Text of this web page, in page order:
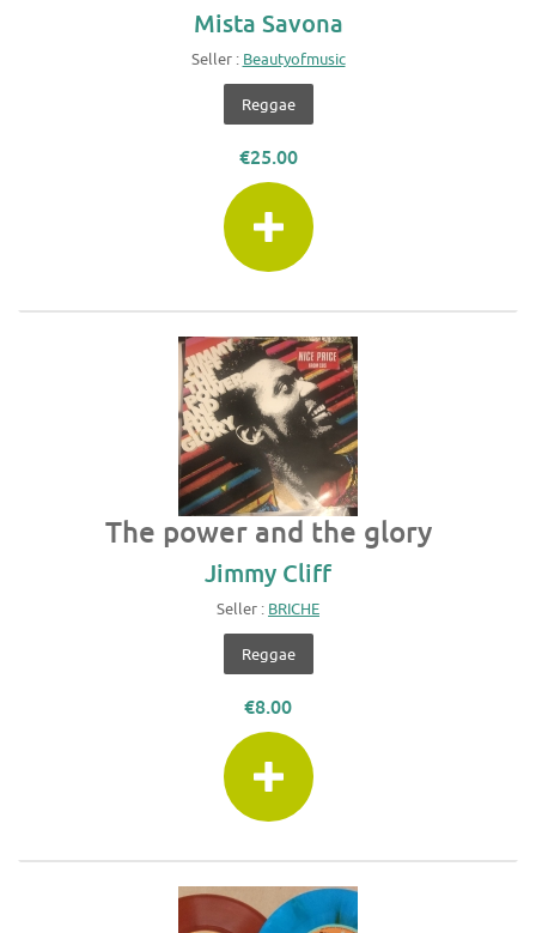
Mista Savona
Seller : Beautyofmusic
Reggae
€25.00
The power and the glory
Jimmy Cliff
Seller : BRICHE
Reggae
€8.00